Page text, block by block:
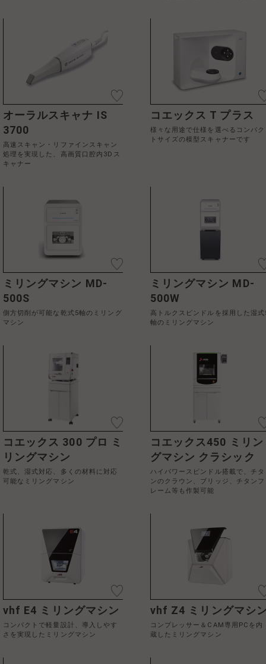
オーラルスキャナ IS
3700
高速スキャン・リファインスキャン
処理を実現した、高画質口腔内3Dス
キャナー
コエックス T プラス
様々な用途で仕様を選べるコンパク
トサイズの模型スキャナーです
ミリングマシン MD-
500S
側方切削が可能な乾式5軸のミリング
マシン
ミリングマシン MD-
500W
高トルクスピンドルを採用した湿
軸のミリングマシン
コエックス 300 プロ ミ
リングマシン
乾式、湿式対応、多くの材料に対応
可能なミリングマシン
コエックス450 ミリン
グマシン クラシック
ハイパワースピンドル搭載で、チタ
ンのクラウン、ブリッジ、チタンフ
レーム等も作製可能
vhf E4 ミリングマシン
コンパクトで軽量設計、導入しやす
さを実現したミリングマシン
vhf Z4 ミリングマシ
コンプレッサー＆CAM専用PCを内
蔵したミリングマシン